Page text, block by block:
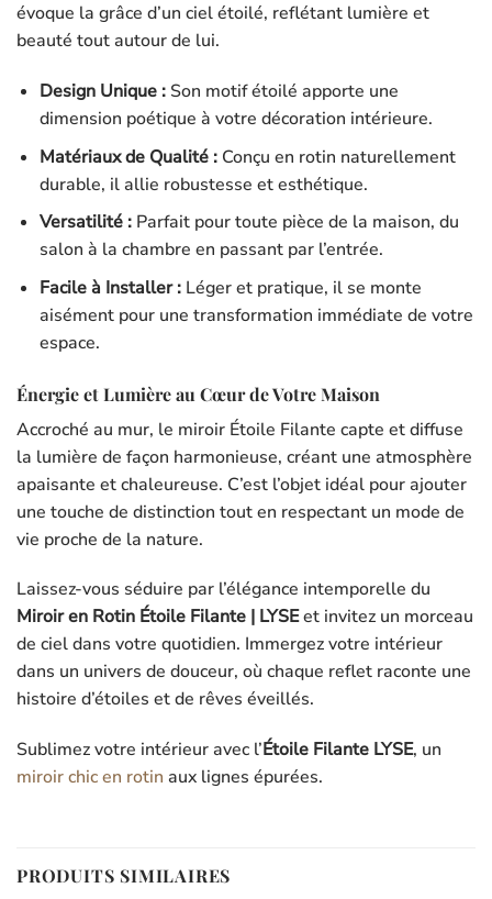
évoque la grâce d’un ciel étoilé, reflétant lumière et
beauté tout autour de lui.
Design Unique :Son motif étoilé apporte une
dimension poétique à votre décoration intérieure.
Matériaux de Qualité :Conçu en rotin naturellement
durable, il allie robustesse et esthétique.
Versatilité :Parfait pour toute pièce de la maison, du
salon à la chambre en passant par l’entrée.
Facile à Installer :Léger et pratique, il se monte
aisément pour une transformation immédiate de votre
espace.
Énergie et Lumière au Cœur de Votre Maison
Accroché au mur, le miroir Étoile Filante capte et diffuse
la lumière de façon harmonieuse, créant une atmosphère
apaisante et chaleureuse. C’est l’objet idéal pour ajouter
une touche de distinction tout en respectant un mode de
vie proche de la nature.
Laissez-vous séduire par l’élégance intemporelle du
Miroir en Rotin Étoile Filante | LYSEet invitez un morceau
de ciel dans votre quotidien. Immergez votre intérieur
dans un univers de douceur, où chaque reflet raconte une
histoire d’étoiles et de rêves éveillés.
Sublimez votre intérieur avec l’Étoile Filante LYSE, un
miroir chic en rotin aux lignes épurées.
PRODUITS SIMILAIRES